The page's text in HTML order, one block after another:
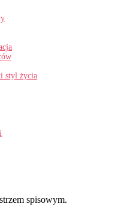
styl życia
spisowym.